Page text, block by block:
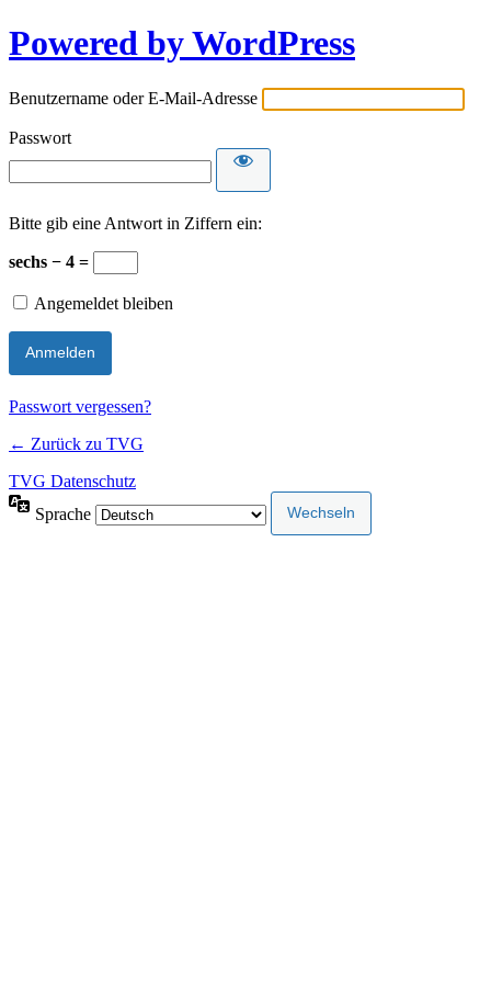
Powered by WordPress
Benutzername oder E-Mail-Adresse
Passwort
Bitte gib eine Antwort in Ziffern ein:
sechs − 4 =
Angemeldet bleiben
Passwort vergessen?
← Zurück zu TVG
TVG Datenschutz
Sprache